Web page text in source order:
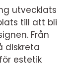
utvecklats
till att bli
Från
diskreta
estetik